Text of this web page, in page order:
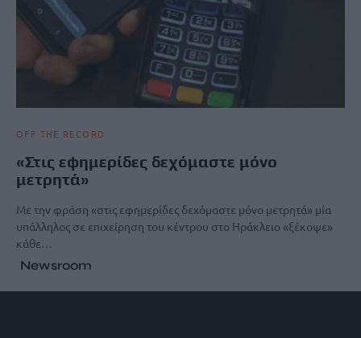
OFF THE RECORD
«Στις εφημερίδες δεχόμαστε μόνο
μετρητά»
Με την φράση «στις εφημερίδες δεχόμαστε μόνο μετρητά» μία
υπάλληλος σε επιχείρηση του κέντρου στο Ηράκλειο «ξέκοψε»
κάθε…
Newsroom